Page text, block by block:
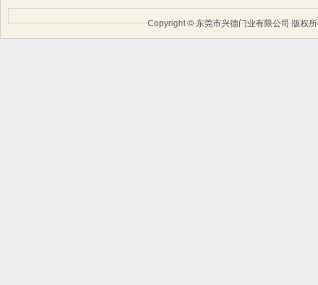
Copyright © 东莞市兴德门业有限公司 版权